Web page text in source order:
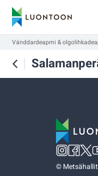
Vánddardeapmi &
©